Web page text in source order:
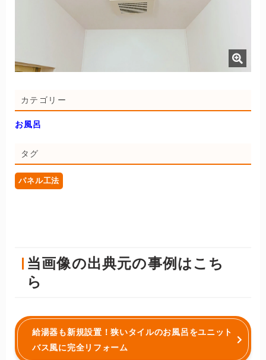
カテゴリー
お風呂
タグ
パネル工法
当画像の出典元の事例はこち
ら
給湯器も新規設置！狭いタイルのお風呂をユニット
バス風に完全リフォーム